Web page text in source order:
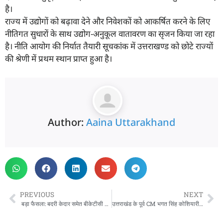
है।
राज्य में उद्योगों को बढ़ावा देने और निवेशकों को आकर्षित करने के लिए
नीतिगत सुधारों के साथ उद्योग-अनुकूल वातावरण का सृजन किया जा रहा
है। नीति आयोग की निर्यात तैयारी सूचकांक में उत्तराखण्ड को छोटे राज्यों
की श्रेणी में प्रथम स्थान प्राप्त हुआ है।
Author: Aaina Uttarakhand
PREVIOUS
बड़ा फैसला: बदरी केदार समेत बीकेटीसी के अधीन आने वाले मंदिरों में गैर हिंदुओं की एंट्री होगी बैन
NEXT
उत्तराखंड के पूर्व CM भगत सिंह कोशियारी को मिलेगा पद्मभूषण पुरुस्कार, CM धामी ने दी बधाई देते हुए कहा-पूरे प्रदेश के लिये गर्व का विषय